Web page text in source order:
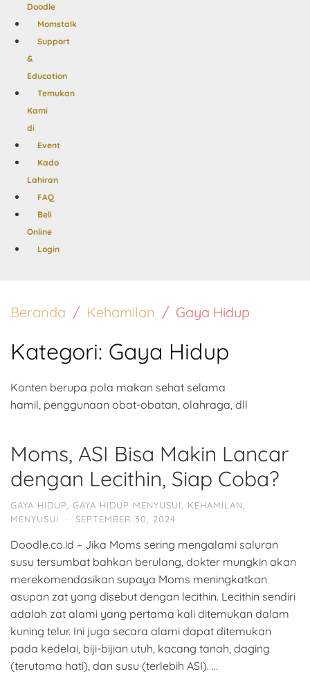
Doodle
Momstalk
Support
&
Education
Temukan
Kami
di
Event
Kado
Lahiran
FAQ
Beli
Online
Login
Beranda Kehamilan Gaya Hidup
Kategori: Gaya Hidup
Konten berupa pola makan sehat selama
hamil, penggunaan obat-obatan, olahraga, dll
Moms, ASI Bisa Makin Lancar
dengan Lecithin, Siap Coba?
GAYA HIDUP GAYA HIDUP MENYUSUI KEHAMILAN
MENYUSUI
· SEPTEMBER 30, 2024
Doodle.co.id – Jika Moms sering mengalami saluran
susu tersumbat bahkan berulang, dokter mungkin akan
merekomendasikan supaya Moms meningkatkan
asupan zat yang disebut dengan lecithin. Lecithin sendiri
adalah zat alami yang pertama kali ditemukan dalam
kuning telur. Ini juga secara alami dapat ditemukan
pada kedelai, biji-bijian utuh, kacang tanah, daging
(terutama hati), dan susu (terlebih ASI). …